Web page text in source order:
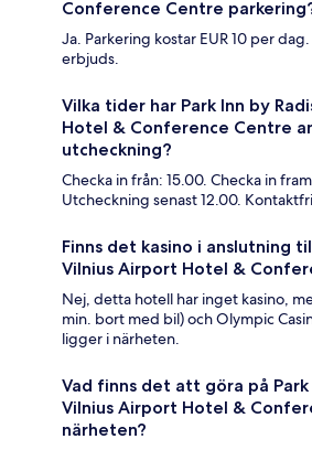
Conference Centre
Ja. Parkering kostar EUR 10 per
erbjuds.
Vilka tider har Park Inn by
Hotel & Conference Centre
utcheckning?
Checka in från: 15.00. Checka in
Utcheckning senast 12.00.
Finns det kasino i anslutning
Vilnius Airport Hotel &
Nej, detta hotell har inget kasino,
min. bort med bil) och Olympic
ligger i närheten.
Vad finns det att göra på Park
Vilnius Airport Hotel &
närheten?